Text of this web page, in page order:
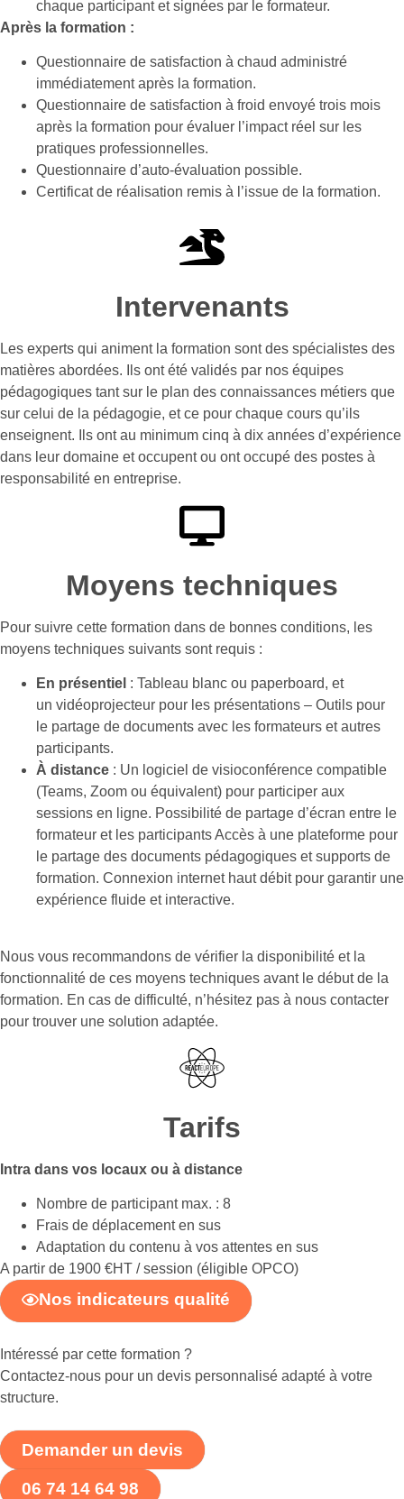
chaque participant et signées par le formateur.
Après la formation :
Questionnaire de satisfaction à chaud administré
immédiatement après la formation.
Questionnaire de satisfaction à froid envoyé trois mois
après la formation pour évaluer l’impact réel sur les
pratiques professionnelles.
Questionnaire d’auto-évaluation possible.
Certificat de réalisation remis à l’issue de la formation.
Intervenants
Les experts qui animent la formation sont des spécialistes des
matières abordées. Ils ont été validés par nos équipes
pédagogiques tant sur le plan des connaissances métiers que
sur celui de la pédagogie, et ce pour chaque cours qu’ils
enseignent. Ils ont au minimum cinq à dix années d’expérience
dans leur domaine et occupent ou ont occupé des postes à
responsabilité en entreprise.
Moyens techniques
Pour suivre cette formation dans de bonnes conditions, les
moyens techniques suivants sont requis :
En présentiel : Tableau blanc ou paperboard, et
un vidéoprojecteur pour les présentations – Outils pour
le partage de documents avec les formateurs et autres
participants.
À distance : Un logiciel de visioconférence compatible
(Teams, Zoom ou équivalent) pour participer aux
sessions en ligne. Possibilité de partage d’écran entre le
formateur et les participants Accès à une plateforme pour
le partage des documents pédagogiques et supports de
formation. Connexion internet haut débit pour garantir une
expérience fluide et interactive.
Nous vous recommandons de vérifier la disponibilité et la
fonctionnalité de ces moyens techniques avant le début de la
formation. En cas de difficulté, n’hésitez pas à nous contacter
pour trouver une solution adaptée.
Tarifs
Intra dans vos locaux ou à distance
Nombre de participant max. : 8
Frais de déplacement en sus
Adaptation du contenu à vos attentes en sus
A partir de 1900 €HT / session (éligible OPCO)
Nos indicateurs qualité
Intéressé par cette formation ?
Contactez-nous pour un devis personnalisé adapté à votre
structure.
Demander un devis
06 74 14 64 98